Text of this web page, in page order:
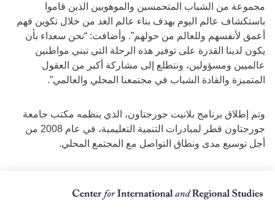
مجموعة من الشباب المتحمسين والموهوبين الذين قاموا
باستكشاف عالم اليوم بهدف بناء عالم الغد من خلال تكوين فهم
أعمق لأنفسهم وللعالم من حولهم”. وأضافت: “نحن سعداء بأن
يكون لدينا القدرة على توفير هذه الرحلة التي تبني مواطنين
عالميين ومسؤولين، ونتطلع إلى مشاركة أكبر من العقول
المتميزة والقادة الشباب في مجتمعنا المحلي والعالمي”.
وتم إطلاق برنامج بلانيت جورجتاون، الذي ينظمه مكتب جامعة
جورجتاون قطر لمبادرات التنمية التعليمية، في عام 2008 من
أجل توسيع مدى ونطاق التواصل مع المجتمع المحلي.